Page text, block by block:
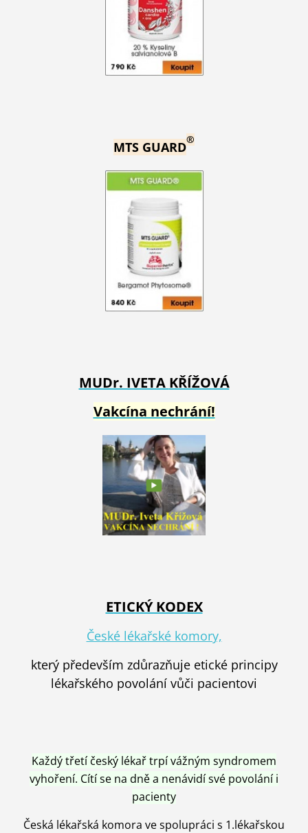
MTS GUARD®
MUDr. IVETA KŘÍŽOVÁ
Vakcína nechrání!
ETICKÝ KODEX
České lékařské komory,
který především zdůrazňuje etické principy
lékařského povolání vůči pacientovi
Každý třetí český lékař trpí vážným syndromem
vyhoření. Cítí se na dně a nenávidí své povolání i
pacienty
Česká lékařská komora ve spolupráci s 1.lékařskou